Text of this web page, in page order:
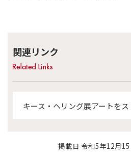
関連リンク
キース・ヘリング展アートを
掲載日 令和5年12月15